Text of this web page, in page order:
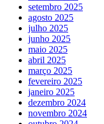
setembro 2025
agosto 2025
julho 2025
junho 2025
maio 2025
abril 2025
março 2025
fevereiro 2025
janeiro 2025
dezembro 2024
novembro 2024